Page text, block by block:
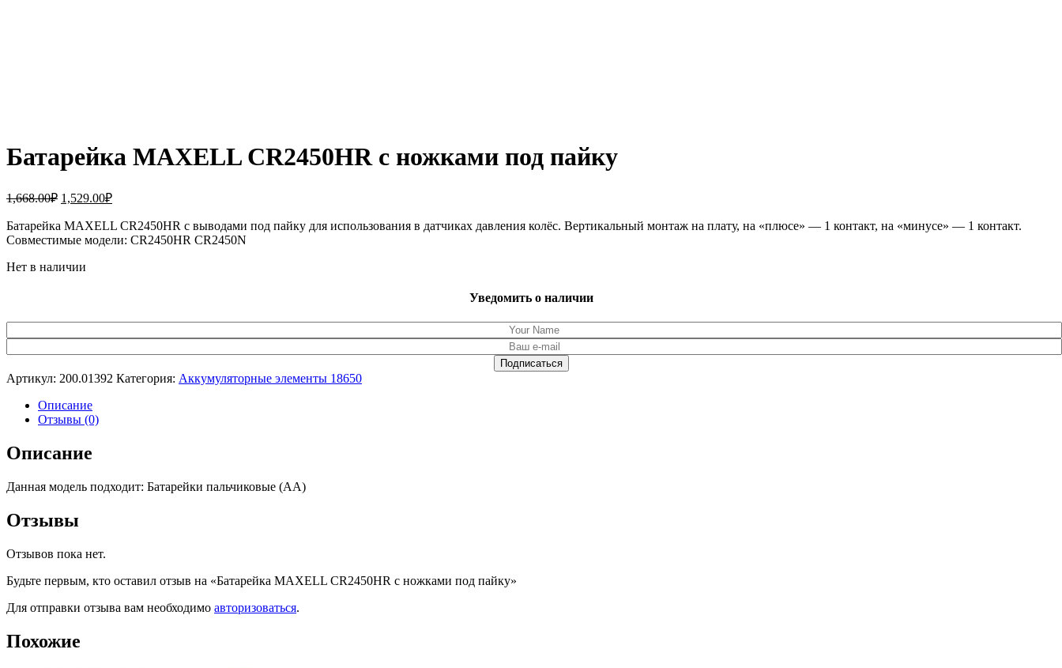
Батарейка MAXELL CR2450HR с ножками под пайку
1,668.00₽ Первоначальная
составляла
1,668.00₽.
1,529.00₽Текущая
1,529.00₽.
Батарейка MAXELL CR2450HR с выводами под пайку для использования в датчиках давления колёс. Вертикальный монтаж на плату, на «плюсе» — 1 контакт, на «минусе» — 1 контакт.
Совместимые модели: CR2450HR CR2450N
Нет в наличии
Уведомить о наличии
Артикул: 200.01392 Категория: Аккумуляторные элементы 18650
Описание
Отзывы (0)
Описание
Данная модель подходит: Батарейки пальчиковые (AA)
Отзывы
Отзывов пока нет.
Будьте первым, кто оставил отзыв на «Батарейка MAXELL CR2450HR с ножками под пайку»
Для отправки отзыва вам необходимо авторизоваться.
Похожие